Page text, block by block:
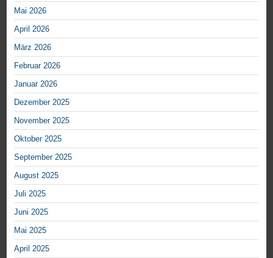
Mai 2026
April 2026
März 2026
Februar 2026
Januar 2026
Dezember 2025
November 2025
Oktober 2025
September 2025
August 2025
Juli 2025
Juni 2025
Mai 2025
April 2025